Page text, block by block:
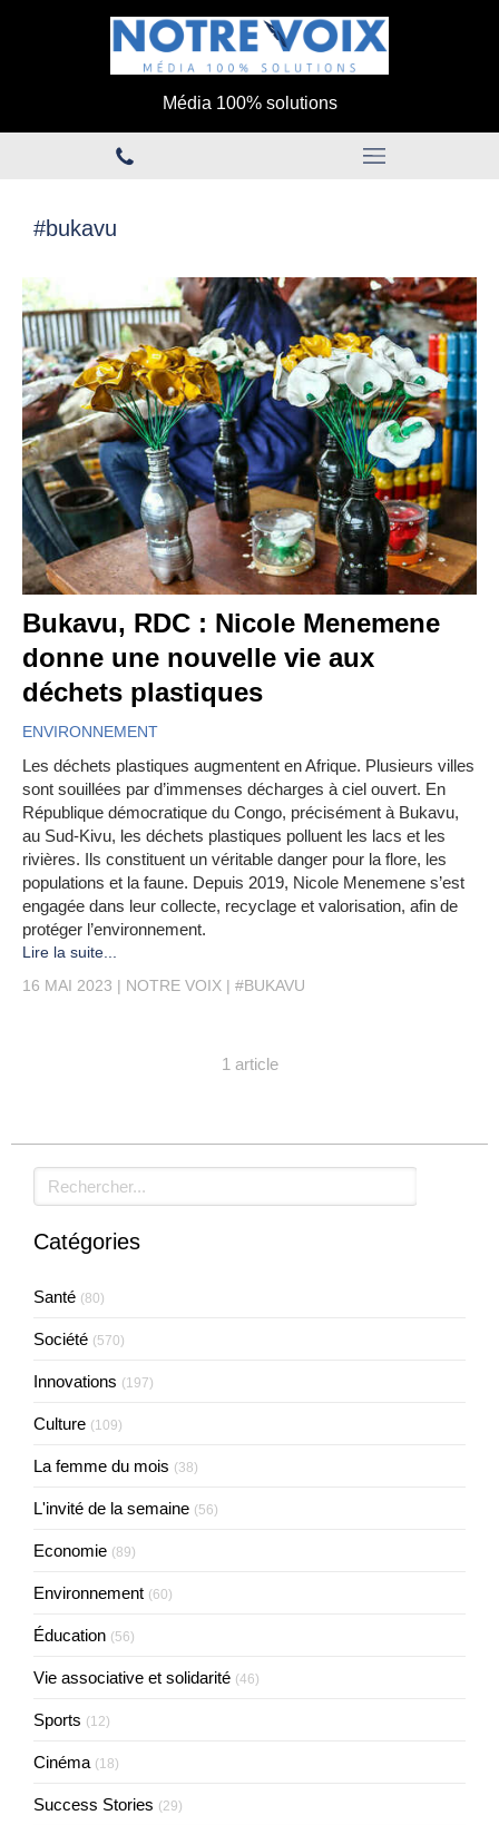
Média 100% solutions
#bukavu
Bukavu, RDC : Nicole Menemene
donne une nouvelle vie aux
déchets plastiques
ENVIRONNEMENT
Les déchets plastiques augmentent en Afrique. Plusieurs villes
sont souillées par d’immenses décharges à ciel ouvert. En
République démocratique du Congo, précisément à Bukavu,
au Sud-Kivu, les déchets plastiques polluent les lacs et les
rivières. Ils constituent un véritable danger pour la flore, les
populations et la faune. Depuis 2019, Nicole Menemene s’est
engagée dans leur collecte, recyclage et valorisation, afin de
protéger l’environnement.
Lire la suite...
16 MAI 2023
NOTRE VOIX #BUKAVU
1 article
Rechercher
Catégories
Santé (80)
Société (570)
Innovations (197)
Culture (109)
La femme du mois (38)
L'invité de la semaine (56)
Economie (89)
Environnement (60)
Éducation (56)
Vie associative et solidarité (46)
Sports (12)
Cinéma (18)
Success Stories (29)